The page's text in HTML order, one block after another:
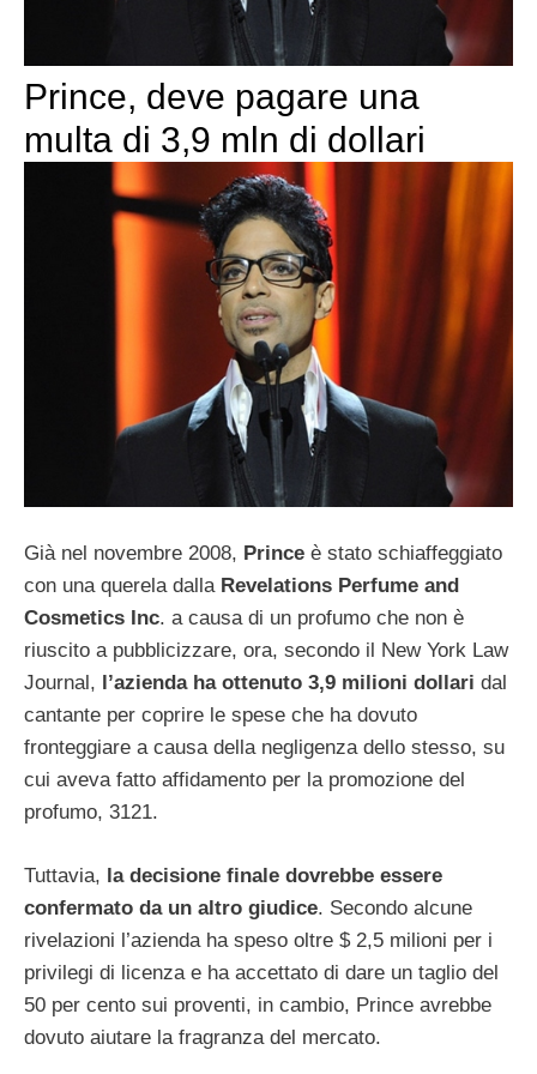
Prince, deve pagare una
multa di 3,9 mln di dollari
Già nel novembre 2008, Prince è stato schiaffeggiato
con una querela dalla Revelations Perfume and
Cosmetics Inc. a causa di un profumo che non è
riuscito a pubblicizzare, ora, secondo il New York Law
Journal,
l’azienda ha ottenuto 3,9 milioni dollari dal
cantante per coprire le spese che ha dovuto
fronteggiare a causa della negligenza dello stesso, su
cui aveva fatto affidamento per la promozione del
profumo, 3121.
Tuttavia, la decisione finale dovrebbe essere
confermato da un altro giudice. Secondo alcune
rivelazioni l’azienda ha speso oltre $ 2,5 milioni per i
privilegi di licenza e ha accettato di dare un taglio del
50 per cento sui proventi, in cambio, Prince avrebbe
dovuto aiutare la fragranza del mercato.